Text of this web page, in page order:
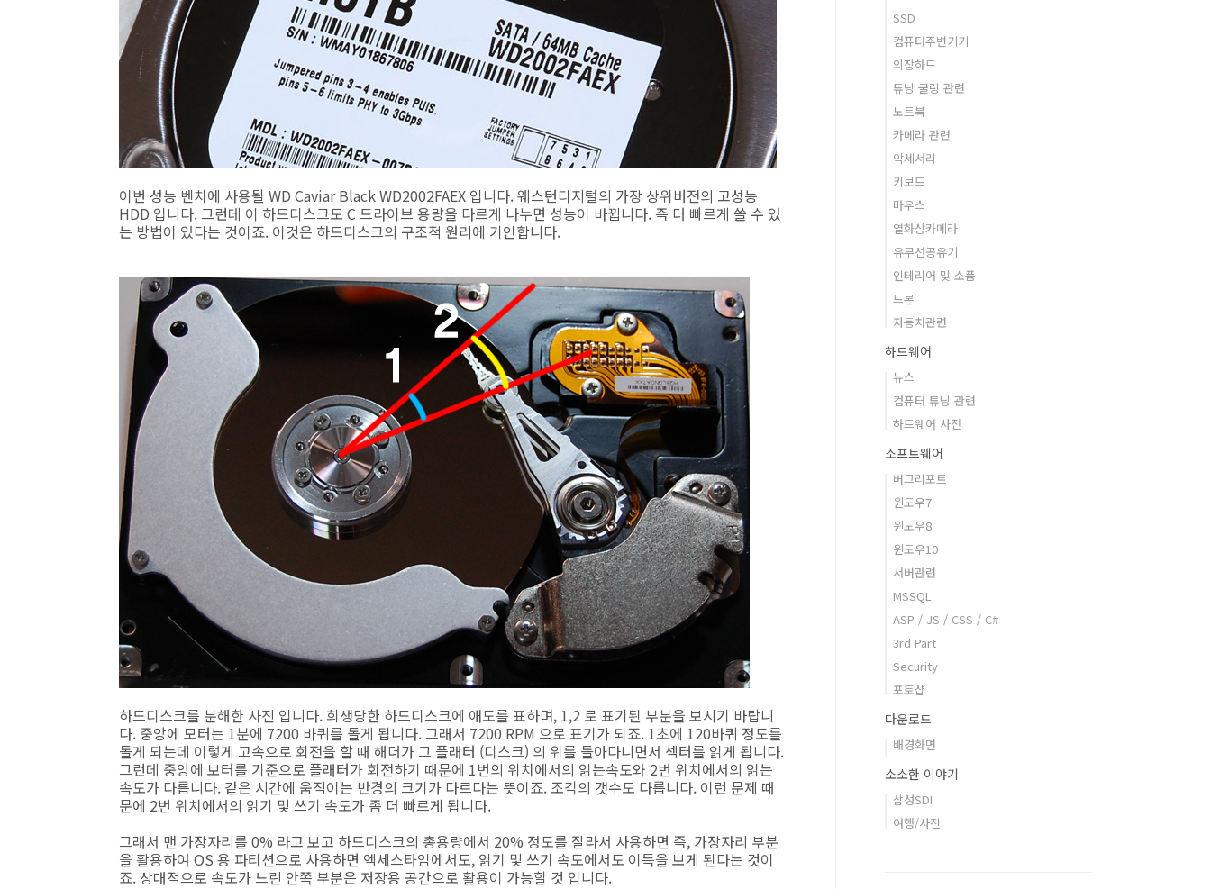
이번 성능 벤치에 사용될 WD Caviar Black WD2002FAEX 입니다. 웨스턴디지털의 가장 상위버전의 고성능
HDD 입니다. 그런데 이 하드디스크도 C 드라이브 용량을 다르게 나누면 성능이 바뀝니다. 즉 더 빠르게 쓸 수 있
는 방법이 있다는 것이죠. 이것은 하드디스크의 구조적 원리에 기인합니다.
하드디스크를 분해한 사진 입니다. 희생당한 하드디스크에 애도를 표하며, 1,2 로 표기된 부분을 보시기 바랍니
다. 중앙에 모터는 1분에 7200 바퀴를 돌게 됩니다. 그래서 7200 RPM 으로 표기가 되죠. 1초에 120바퀴 정도를
돌게 되는데 이렇게 고속으로 회전을 할 때 해더가 그 플래터 (디스크) 의 위를 돌아다니면서 섹터를 읽게 됩니다.
그런데 중앙에 보터를 기준으로 플래터가 회전하기 때문에 1번의 위치에서의 읽는속도와 2번 위치에서의 읽는
속도가 다릅니다. 같은 시간에 움직이는 반경의 크기가 다르다는 뜻이죠. 조각의 갯수도 다릅니다. 이런 문제 때
문에 2번 위치에서의 읽기 및 쓰기 속도가 좀 더 빠르게 됩니다.
그래서 맨 가장자리를 0% 라고 보고 하드디스크의 총용량에서 20% 정도를 잘라서 사용하면 즉, 가장자리 부분
을 활용하여 OS 용 파티션으로 사용하면 엑세스타임에서도, 읽기 및 쓰기 속도에서도 이득을 보게 된다는 것이
죠. 상대적으로 속도가 느린 안쪽 부분은 저장용 공간으로 활용이 가능할 것 입니다.
SSD
컴퓨터주변기기
외장하드
튜닝 쿨링 관련
노트북
카메라 관련
악세서리
키보드
마우스
열화상카메라
유무선공유기
인테리어 및 소품
드론
자동차관련
하드웨어
뉴스
컴퓨터 튜닝 관련
하드웨어 사전
소프트웨어
버그리포트
윈도우7
윈도우8
윈도우10
서버관련
MSSQL
ASP / JS / CSS / C#
3rd Part
Security
포토샵
다운로드
배경화면
소소한 이야기
삼성SDI
여행/사진